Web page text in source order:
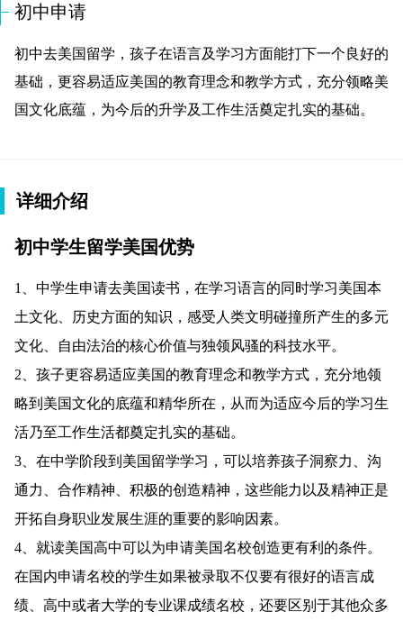
初中申请
初中去美国留学，孩子在语言及学习方面能打下一个良好的
基础，更容易适应美国的教育理念和教学方式，充分领略美
国文化底蕴，为今后的升学及工作生活奠定扎实的基础。
详细介绍
初中学生留学美国优势
1、中学生申请去美国读书，在学习语言的同时学习美国本
土文化、历史方面的知识，感受人类文明碰撞所产生的多元
文化、自由法治的核心价值与独领风骚的科技水平。
2、孩子更容易适应美国的教育理念和教学方式，充分地领
略到美国文化的底蕴和精华所在，从而为适应今后的学习生
活乃至工作生活都奠定扎实的基础。
3、在中学阶段到美国留学学习，可以培养孩子洞察力、沟
通力、合作精神、积极的创造精神，这些能力以及精神正是
开拓自身职业发展生涯的重要的影响因素。
4、就读美国高中可以为申请美国名校创造更有利的条件。
在国内申请名校的学生如果被录取不仅要有很好的语言成
绩、高中或者大学的专业课成绩名校，还要区别于其他众多